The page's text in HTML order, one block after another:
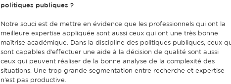
politiques publiques ?
Notre souci est de mettre en évidence que les professionnels qui ont la
meilleure expertise appliquée sont aussi ceux qui ont une très bonne
maîtrise académique. Dans la discipline des politiques publiques, ceux
sont capables d’effectuer une aide à la décision de qualité sont aussi
ceux qui peuvent réaliser de la bonne analyse de la complexité des
situations. Une trop grande segmentation entre recherche et expertise
n’est pas productive.